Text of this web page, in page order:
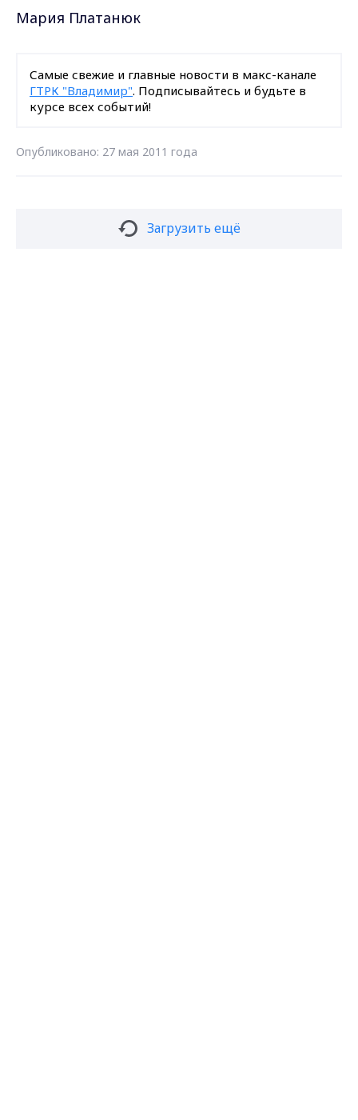
Мария Платанюк
Самые свежие и главные новости в макс-канале
ГТРК "Владимир". Подписывайтесь и будьте в
курсе всех событий!
Опубликовано: 27 мая 2011 года
Загрузить ещё